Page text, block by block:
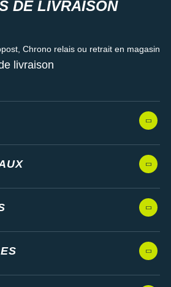
DE LIVRAISON
Chrono relais ou retrait en magasin
livraison